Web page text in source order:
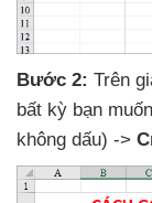
Bước 2: Trên
bất kỳ bạn
không dấu) ->